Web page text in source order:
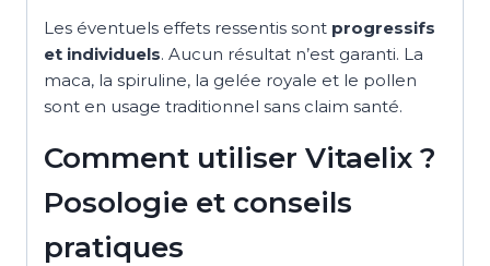
Les éventuels effets ressentis sont progressifs
et individuels. Aucun résultat n’est garanti. La
maca, la spiruline, la gelée royale et le pollen
sont en usage traditionnel sans claim santé.
Comment utiliser Vitaelix ?
Posologie et conseils
pratiques